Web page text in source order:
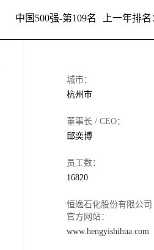
中国500强-第109名 上一年排
城市：
杭州市
董事长 / CEO：
邱奕博
员工数：
16820
恒逸石化股份有限公司
官方网站：
www.hengyishihua.com